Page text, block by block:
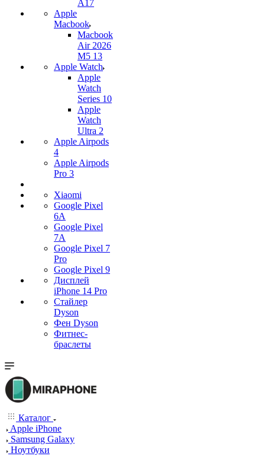
A17
Apple
Macbook
Macbook
Air 2026
M5 13
Apple Watch
Apple
Watch
Series 10
Apple
Watch
Ultra 2
Apple Airpods
4
Apple Airpods
Pro 3
Xiaomi
Google Pixel
6A
Google Pixel
7А
Google Pixel 7
Pro
Google Pixel 9
Дисплей
iPhone 14 Pro
Стайлер
Dyson
Фен Dyson
Фитнес-
браслеты
Каталог
Apple iPhone
Samsung Galaxy
Ноутбуки